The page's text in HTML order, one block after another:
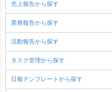
売上報告から探す
業務報告から探す
活動報告から探す
タスク管理から探す
日報テンプレートから探す